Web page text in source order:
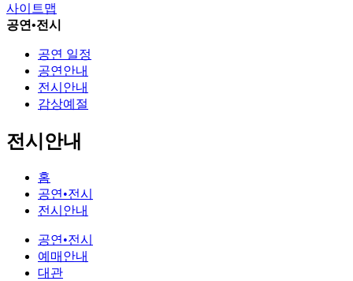
사이트맵
공연•전시
공연 일정
공연안내
전시안내
감상예절
전시안내
홈
공연•전시
전시안내
공연•전시
예매안내
대관